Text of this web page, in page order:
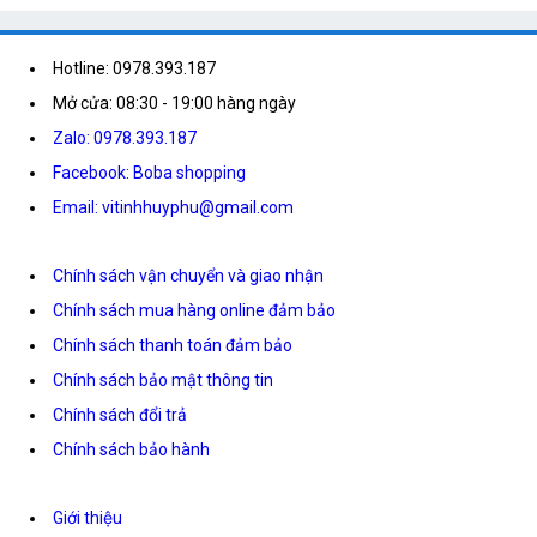
Hotline: 0978.393.187
Mở cửa: 08:30 - 19:00 hàng ngày
Zalo: 0978.393.187
Facebook: Boba shopping
Email: vitinhhuyphu@gmail.com
Chính sách vận chuyển và giao nhận
Chính sách mua hàng online đảm bảo
Chính sách thanh toán đảm bảo
Chính sách bảo mật thông tin
Chính sách đổi trả
Chính sách bảo hành
Giới thiệu